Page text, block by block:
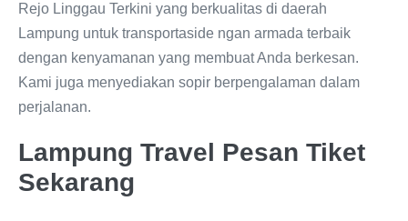
Rejo Linggau Terkini yang berkualitas di daerah
Lampung untuk transportaside ngan armada terbaik
dengan kenyamanan yang membuat Anda berkesan.
Kami juga menyediakan sopir berpengalaman dalam
perjalanan.
Lampung Travel Pesan Tiket
Sekarang